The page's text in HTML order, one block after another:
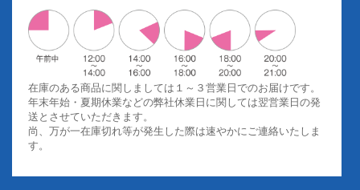
在庫のある商品に関しましては１～３営業日でのお届けです。
年末年始・夏期休業などの弊社休業日に関しては翌営業日の発
送とさせていただきます。
尚、万が一在庫切れ等が発生した際は速やかにご連絡いたしま
す。